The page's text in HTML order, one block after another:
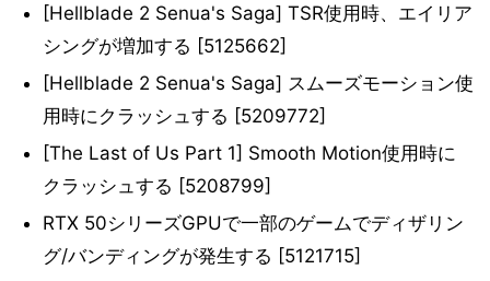
[Hellblade 2 Senua's Saga] TSR使用時、エイリア
シングが増加する [5125662]
[Hellblade 2 Senua's Saga] スムーズモーション使
用時にクラッシュする [5209772]
[The Last of Us Part 1] Smooth Motion使用時に
クラッシュする [5208799]
RTX 50シリーズGPUで一部のゲームでディザリン
グ/バンディングが発生する [5121715]